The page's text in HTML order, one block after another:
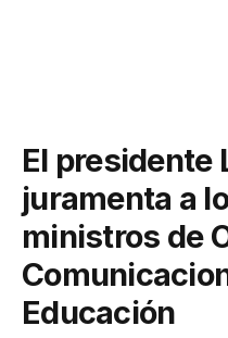
El presidente
juramenta a
ministros de
Educación